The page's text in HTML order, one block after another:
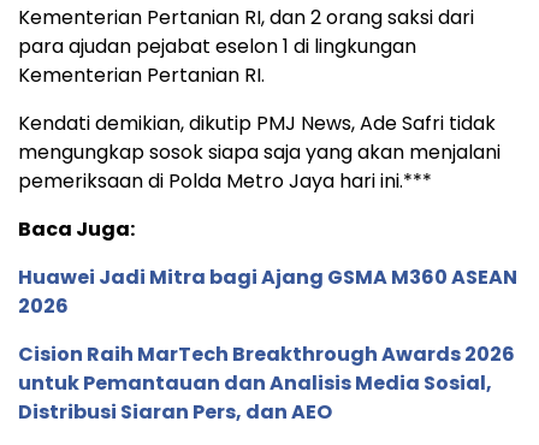
Kementerian Pertanian RI, dan 2 orang saksi dari
para ajudan pejabat eselon 1 di lingkungan
Kementerian Pertanian RI.
Kendati demikian, dikutip PMJ News, Ade Safri tidak
mengungkap sosok siapa saja yang akan menjalani
pemeriksaan di Polda Metro Jaya hari ini.***
Baca Juga:
Huawei Jadi Mitra bagi Ajang GSMA M360 ASEAN
2026
Cision Raih MarTech Breakthrough Awards 2026
untuk Pemantauan dan Analisis Media Sosial,
Distribusi Siaran Pers, dan AEO